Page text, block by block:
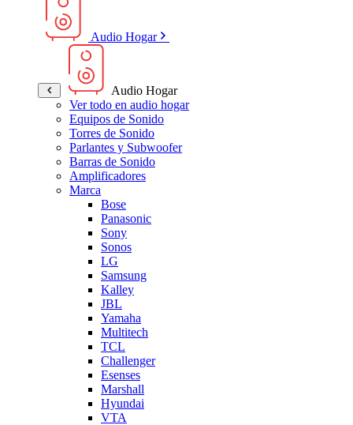
Audio Hogar
Audio Hogar
Ver todo en audio hogar
Equipos de Sonido
Torres de Sonido
Parlantes y Subwoofer
Barras de Sonido
Amplificadores
Marca
Bose
Panasonic
Sony
Sonos
LG
Samsung
Kalley
JBL
Yamaha
Multitech
TCL
Challenger
Esenses
Marshall
Hyundai
VTA